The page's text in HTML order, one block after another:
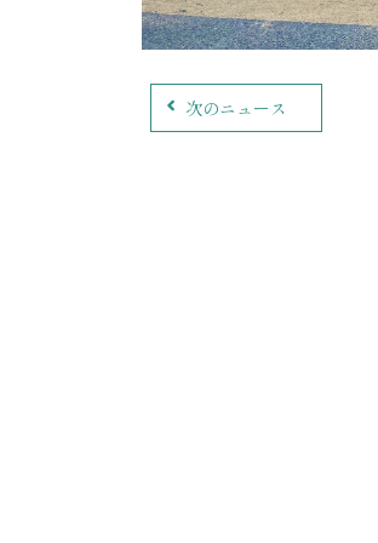
次のニュース